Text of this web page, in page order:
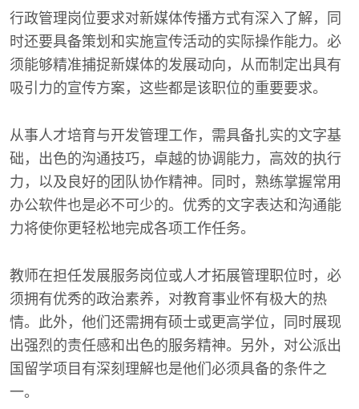
行政管理岗位要求对新媒体传播方式有深入了解，同
时还要具备策划和实施宣传活动的实际操作能力。必
须能够精准捕捉新媒体的发展动向，从而制定出具有
吸引力的宣传方案，这些都是该职位的重要要求。
从事人才培育与开发管理工作，需具备扎实的文字基
础，出色的沟通技巧，卓越的协调能力，高效的执行
力，以及良好的团队协作精神。同时，熟练掌握常用
办公软件也是必不可少的。优秀的文字表达和沟通能
力将使你更轻松地完成各项工作任务。
教师在担任发展服务岗位或人才拓展管理职位时，必
须拥有优秀的政治素养，对教育事业怀有极大的热
情。此外，他们还需拥有硕士或更高学位，同时展现
出强烈的责任感和出色的服务精神。另外，对公派出
国留学项目有深刻理解也是他们必须具备的条件之
一。